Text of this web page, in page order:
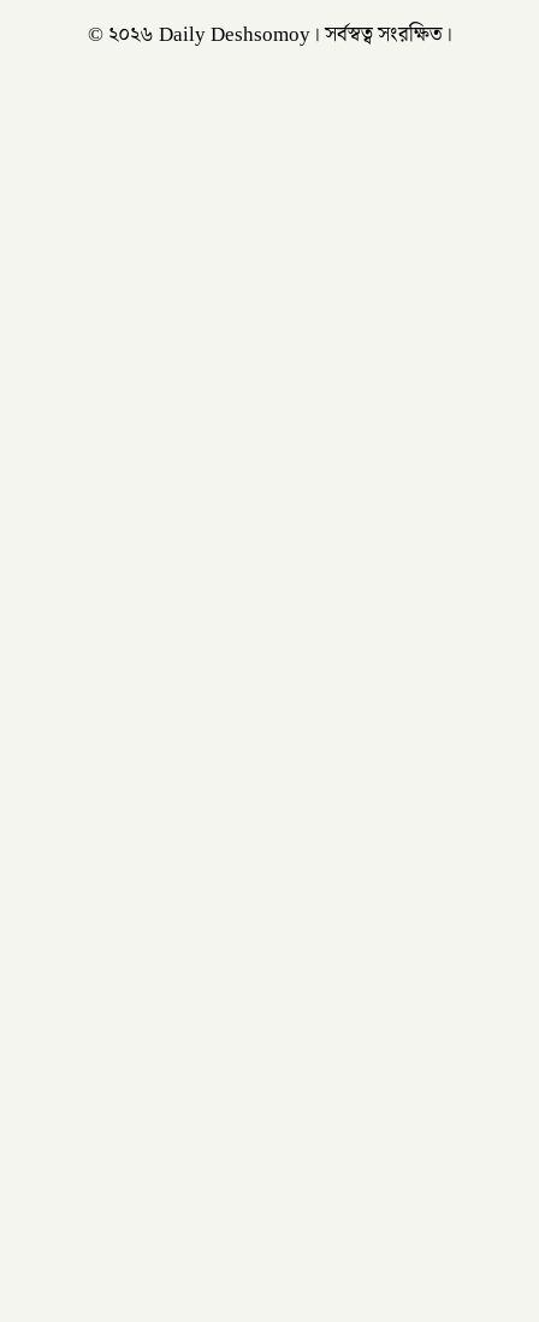
© ২০২৬ Daily Deshsomoy। সর্বস্বত্ব সংরক্ষিত।